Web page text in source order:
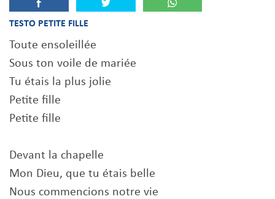
TESTO PETITE FILLE
Toute ensoleillée
Sous ton voile de mariée
Tu étais la plus jolie
Petite fille
Petite fille
Devant la chapelle
Mon Dieu, que tu étais belle
Nous commencions notre vie